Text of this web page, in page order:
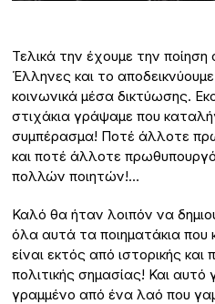
Τελικά την έχουμε την ποίηση
Έλληνες και το
κοινωνικά μέσα δικτύωσης.
στιχάκια γράψαμε που
συμπέρασμα! Ποτέ άλλοτε
και ποτέ άλλοτε
πολλών ποιητών!…
Καλό θα ήταν λοιπόν να
όλα αυτά τα ποιηματάκια
είναι εκτός από ιστορικής και
πολιτικής σημασίας! Και αυτό
γραμμένο από ένα λαό που